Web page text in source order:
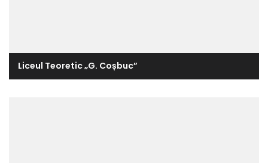
Liceul Teoretic „G. Coșbuc”